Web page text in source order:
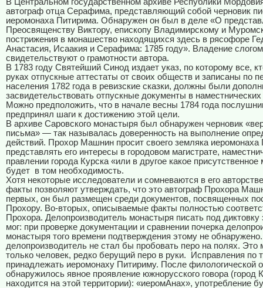
автограф отца Серафима, представляющий собой черновик
иеромонаха Питирима. Обнаружен он был в деле «О
Преосвященству Виктору, епископу Владимирскому и
пострижения в монашество находящихся здесь в рясофоре
Анастасия, Исаакия и Серафима: 1785 году». Владение
свидетельствуют о грамотности автора.
В 1783 году Святейший Синод издает указ, по которому все,
руках отпускные аттестаты от своих обществ и записаны по
населения 1782 года в ревизские сказки, должны были
засвидетельствовать отпускные документы в
Можно предположить, что в начале весны 1784 года
предпринял шаги к достижению этой цели.
В архиве Саровского монастыря был обнаружен черновик
письма» — так называлась доверенность на выполнение
действий. Прохор Машнин просит своего земляка иеромонаха
представлять его интересы в городовом магистрате,
правлении города Курска «или в другое какое присутственное
будет в том необходимость.
Хотя некоторые исследователи и сомневаются в его
факты позволяют утверждать, что это автограф Прохора
первых, он был размещен среди документов, посвященных
Прохору. Во-вторых, описываемые факты полностью
Прохора. Делопроизводитель монастыря писать под диктовку
мог: при проверке документации и сравнении почерка
монастыря того времени подтверждения этому не
делопроизводитель не стал бы пробовать перо на полях. Это
только человек, редко берущий перо в руки. Исправления по
принадлежать иеромонаху Питириму. После филологической
обнаружилось явное проявление южнорусского говора (город
находится на этой территории): «иеромАнах», употребление